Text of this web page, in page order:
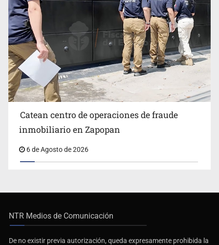
Catean centro de operaciones de fraude
inmobiliario en Zapopan
6 de Agosto de 2026
NTR Medios de Comunicación
De no existir previa autorización, queda expresamente prohibida la